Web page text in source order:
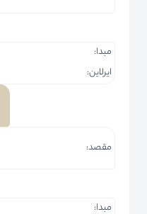
مبدا:
ایرلاین:
مقصد:
مبدا: